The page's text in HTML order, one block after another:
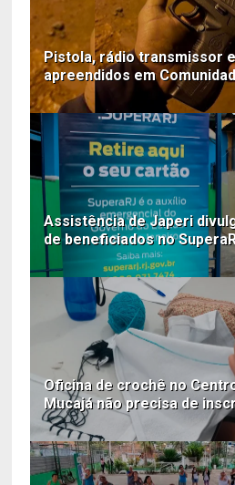
Pistola, rádio transmissor
apreendidos em
Assistência de Japeri
de beneficiados no
Oficina de crochê no
Mucajá não precisa de